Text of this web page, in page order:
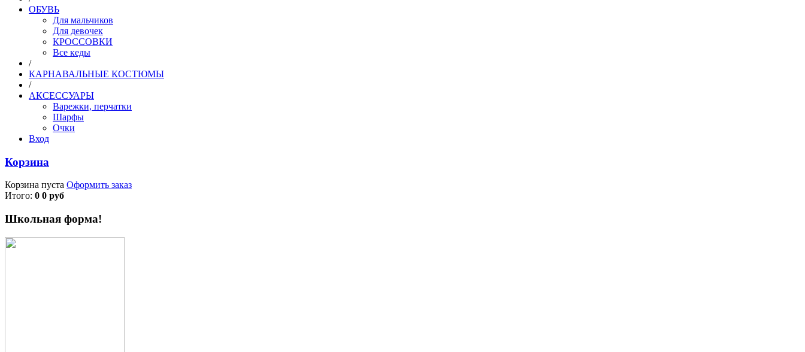
ОБУВЬ
Для мальчиков
Для девочек
КРОССОВКИ
Все кеды
/
КАРНАВАЛЬНЫЕ КОСТЮМЫ
/
АКСЕССУАРЫ
Варежки, перчатки
Шарфы
Очки
Вход
Корзина
Корзина пуста Оформить заказ
Итого: 0 0 руб
Школьная форма!